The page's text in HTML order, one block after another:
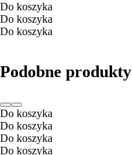
Do koszyka
Do koszyka
Do koszyka
Podobne produkty
Do koszyka
Do koszyka
Do koszyka
Do koszyka